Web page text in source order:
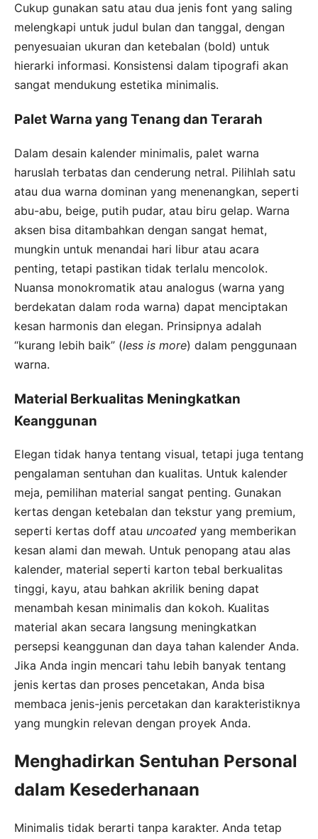
Cukup gunakan satu atau dua jenis font yang saling
melengkapi untuk judul bulan dan tanggal, dengan
penyesuaian ukuran dan ketebalan (bold) untuk
hierarki informasi. Konsistensi dalam tipografi akan
sangat mendukung estetika minimalis.
Palet Warna yang Tenang dan Terarah
Dalam desain kalender minimalis, palet warna
haruslah terbatas dan cenderung netral. Pilihlah satu
atau dua warna dominan yang menenangkan, seperti
abu-abu, beige, putih pudar, atau biru gelap. Warna
aksen bisa ditambahkan dengan sangat hemat,
mungkin untuk menandai hari libur atau acara
penting, tetapi pastikan tidak terlalu mencolok.
Nuansa monokromatik atau analogus (warna yang
berdekatan dalam roda warna) dapat menciptakan
kesan harmonis dan elegan. Prinsipnya adalah
“kurang lebih baik” (less is more) dalam penggunaan
warna.
Material Berkualitas Meningkatkan
Keanggunan
Elegan tidak hanya tentang visual, tetapi juga tentang
pengalaman sentuhan dan kualitas. Untuk kalender
meja, pemilihan material sangat penting. Gunakan
kertas dengan ketebalan dan tekstur yang premium,
seperti kertas doff atau uncoated yang memberikan
kesan alami dan mewah. Untuk penopang atau alas
kalender, material seperti karton tebal berkualitas
tinggi, kayu, atau bahkan akrilik bening dapat
menambah kesan minimalis dan kokoh. Kualitas
material akan secara langsung meningkatkan
persepsi keanggunan dan daya tahan kalender Anda.
Jika Anda ingin mencari tahu lebih banyak tentang
jenis kertas dan proses pencetakan, Anda bisa
membaca jenis-jenis percetakan dan karakteristiknya
yang mungkin relevan dengan proyek Anda.
Menghadirkan Sentuhan Personal
dalam Kesederhanaan
Minimalis tidak berarti tanpa karakter. Anda tetap